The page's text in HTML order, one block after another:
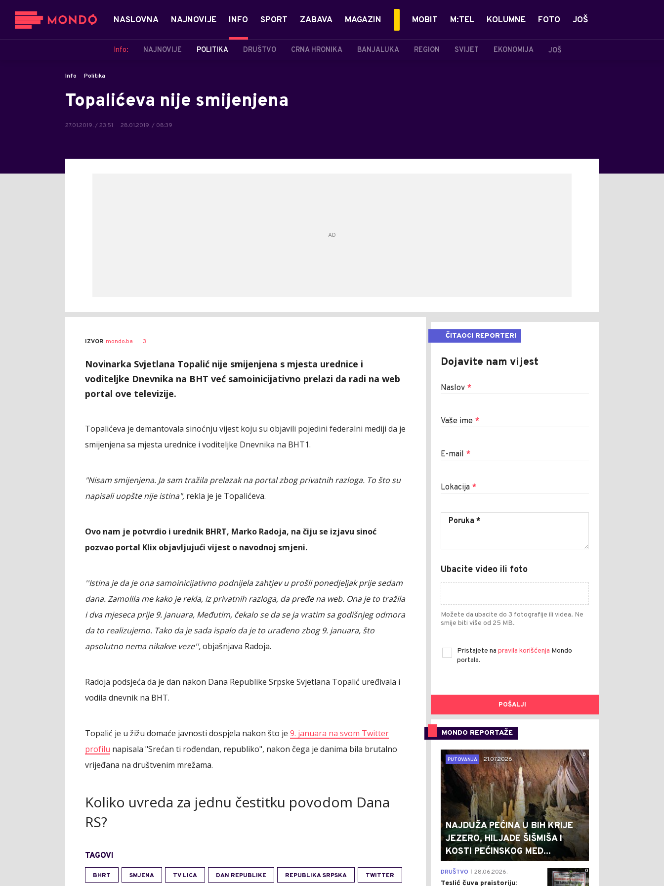
NASLOVNA NAJNOVIJE INFO
Info: NAJNOVIJE POLITIKA DRUŠTVO CRNA HRONIKA BANJALUKA REGION SVIJET EKONOMIJA JOŠ
SPORT ZABAVA MAGAZIN MOBIT M:TEL KOLUMNE FOTO JOŠ
Info Politika
Topalićeva nije smijenjena
27.01.2019. / 23:51 28.01.2019. / 08:39
IZVOR mondo.ba 3
Novinarka Svjetlana Topalić nije smijenjena s mjesta urednice i
voditeljke Dnevnika na BHT već samoinicijativno prelazi da radi na web
portal ove televizije.
Topalićeva je demantovala sinoćnju vijest koju su objavili pojedini federalni mediji da je
smijenjena sa mjesta urednice i voditeljke Dnevnika na BHT1.
"Nisam smijenjena. Ja sam tražila prelazak na portal zbog privatnih razloga. To što su
napisali uopšte nije istina", rekla je je Topalićeva.
Ovo nam je potvrdio i urednik BHRT, Marko Radoja, na čiju se izjavu sinoć
pozvao portal Klix objavljujući vijest o navodnoj smjeni.
''Istina je da je ona samoinicijativno podnijela zahtjev u prošli ponedjeljak prije sedam
dana. Zamolila me kako je rekla, iz privatnih razloga, da pređe na web. Ona je to tražila
i dva mjeseca prije 9. januara, Međutim, čekalo se da se ja vratim sa godišnjeg odmora
da to realizujemo. Tako da je sada ispalo da je to urađeno zbog 9. januara, što
apsolutno nema nikakve veze'',objašnjava Radoja.
Radoja podsjeća da je dan nakon Dana Republike Srpske Svjetlana Topalić uređivala i
vodila dnevnik na BHT.
Topalić je u žižu domaće javnosti dospjela nakon što je 9. januara na svom Twitter
profilu napisala "Srećan ti rođendan, republiko", nakon čega je danima bila brutalno
vrijeđana na društvenim mrežama.
Koliko uvreda za jednu čestitku povodom Dana
RS?
TAGOVI
BHRT SMJENA TV LICA DAN REPUBLIKE REPUBLIKA SRPSKA TWITTER
ČITAOCI REPORTERI
Dojavite nam vijest
Naslov *
Vaše ime *
E-mail *
Lokacija *
Ubacite video ili foto
Možete da ubacite do 3 fotografije ili videa. Ne
smije biti više od 25 MB.
Pristajete na pravila korišćenja Mondo
portala.
POŠALJI
MONDO REPORTAŽE
0
PUTOVANJA
21.07.2026.
NAJDUŽA PEĆINA U BIH KRIJE
JEZERO, HILJADE ŠIŠMIŠA I
KOSTI PEĆINSKOG MED...
0
DRUŠTVO 28.06.2026.
Teslić čuva praistoriju: